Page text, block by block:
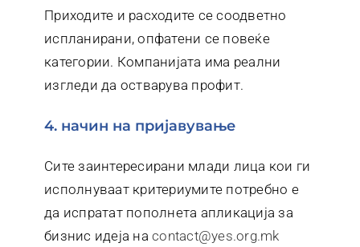
Приходите и расходите се соодветно
испланирани, опфатени се повеќе
категории. Компанијата има реални
изгледи да остварува профит.
4. начин на пријавување
Сите заинтересирани млади лица кои ги
исполнуваат критериумите потребно е
да испратат пополнета апликација за
бизнис идеја наcontact@yes.org.mk